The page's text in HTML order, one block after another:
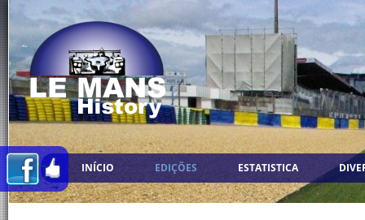
INÍCIO EDIÇÕES ESTATISTICA